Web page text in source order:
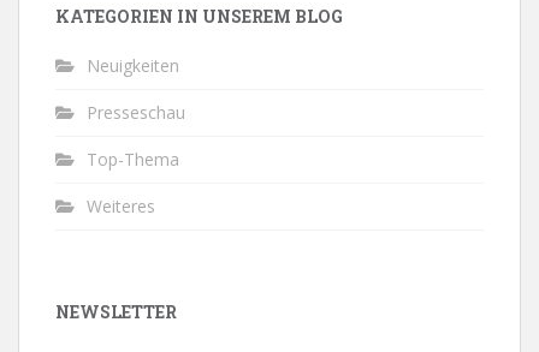
KATEGORIEN IN UNSEREM BLOG
Neuigkeiten
Presseschau
Top-Thema
Weiteres
NEWSLETTER